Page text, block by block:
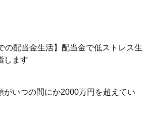
の配当金生活】配当金で低ストレス生
します
がいつの間にか2000万円を超えてい